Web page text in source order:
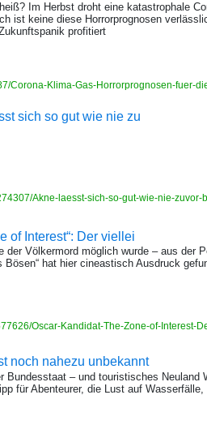
Im Herbst droht eine katastrophale
ist keine diese Horrorprognosen
profitiert
Corona-Klima-Gas-Horrorprognosen-fuer-
sich so gut wie nie zu
Akne-laesst-sich-so-gut-wie-nie-
of Interest“: Der viellei
der Völkermord möglich wurde – aus der
Bösen“ hat hier cineastisch Ausdruck
Oscar-Kandidat-The-Zone-of-Interest-
noch nahezu unbekannt
Bundesstaat – und touristisches Neuland
für Abenteurer, die Lust auf